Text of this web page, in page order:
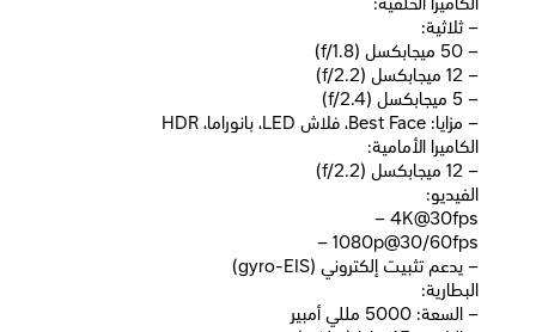
– ثلاثية:
– 50 ميجابكسل (f/1.8)
– 12 ميجابكسل (f/2.2)
– 5 ميجابكسل (f/2.4)
– مزايا: Best Face، فلاش LED، بانوراما، HDR
الكاميرا الأمامية:
– 12 ميجابكسل (f/2.2)
الفيديو:
– 4K@30fps
– 1080p@30/60fps
– يدعم تثبيت إلكتروني (gyro-EIS)
البطارية:
– السعة: 5000 مللي أمبير